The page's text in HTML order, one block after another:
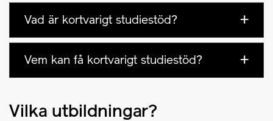
Vad är kortvarigt studiestöd?
Vem kan få kortvarigt studiestöd?
Vilka utbildningar?